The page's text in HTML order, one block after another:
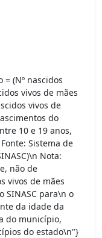
(Nº nascidos
vivos de mães
vivos de
do
10 e 19 anos,
Sistema de
Nota:
não de
vivos de mães
SINASC para\n o
da idade da
do município,
do estado\n"}